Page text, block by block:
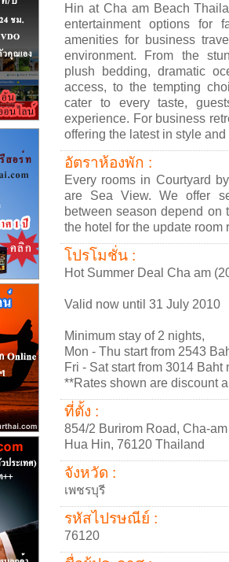
Hin at Cha am Beach
entertainment options for
amenities for business
environment. From the
plush bedding, dramatic
access, to the tempting
cater to every taste,
experience. For business
offering the latest in style
อัตราห้องพัก :
Every rooms in Courtyard
are Sea View. We offer
between season depend on
the hotel for the update room
โปรโมชั่น :
Hot Summer Deal Cha am
Valid now until 31 July 2010
Minimum stay of 2 nights,
Mon - Thu start from 2543
Fri - Sat start from 3014 Baht
**Rates shown are discount
ที่ตั้ง :
854/2 Burirom Road, Cha-am
Hua Hin, 76120 Thailand
จังหวัด :
เพชรบุรี
รหัสไปรษณีย์ :
76120